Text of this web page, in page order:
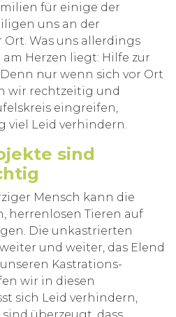
für einige der
uns an der
Was uns allerdings
Herzen liegt: Hilfe zur
nur wenn sich vor Ort
wir rechtzeitig und
eingreifen,
viel Leid verhindern.
sind
Mensch kann die
herrenlosen Tieren auf
Die unkastrierten
und weiter, das Elend
Kastrations-
wir in diesen
sich Leid verhindern,